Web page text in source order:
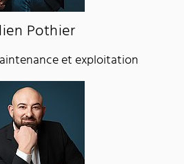
Pothier
et exploitation